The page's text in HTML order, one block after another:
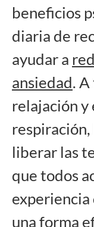
beneficios
diaria de
ayudar a
ansiedad.
relajación y
liberar las
que todos
experiencia
una forma